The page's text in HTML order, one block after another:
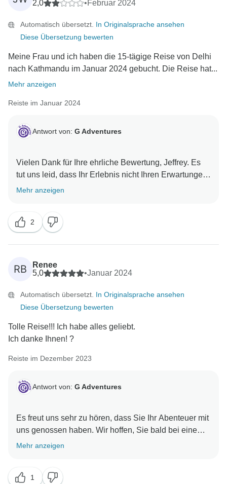
2,0
•Februar 2024
Automatisch übersetzt. In Originalsprache ansehen
Diese Übersetzung bewerten
Meine Frau und ich haben die 15-tägige Reise von Delhi
nach Kathmandu im Januar 2024 gebucht. Die Reise hat...
Mehr anzeigen
Reiste im Januar 2024
Antwort von: G Adventures
Vielen Dank für Ihre ehrliche Bewertung, Jeffrey. Es
tut uns leid, dass Ihr Erlebnis nicht Ihren Erwartungen
entsprochen hat. Wir haben Ihre Anmerkungen zur
können. Wenn Sie mit der Lösung nicht zufrieden
sind, können Sie sich gerne weiterhin an unser
Customer Experience Team wenden, das Ihnen gerne
Mehr anzeigen
2
RB
Renee
5,0
•Januar 2024
Automatisch übersetzt. In Originalsprache ansehen
Diese Übersetzung bewerten
Tolle Reise!!! Ich habe alles geliebt.
Ich danke Ihnen! ?
Reiste im Dezember 2023
Antwort von: G Adventures
Es freut uns sehr zu hören, dass Sie Ihr Abenteuer mit
uns genossen haben. Wir hoffen, Sie bald bei einem
Mehr anzeigen
1